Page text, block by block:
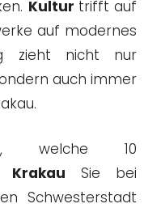
Kultur trifft auf
auf modernes
zieht nicht nur
auch immer
welche 10
Krakau Sie bei
Schwesterstadt